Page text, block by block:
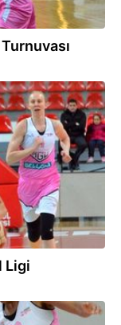
Ligi